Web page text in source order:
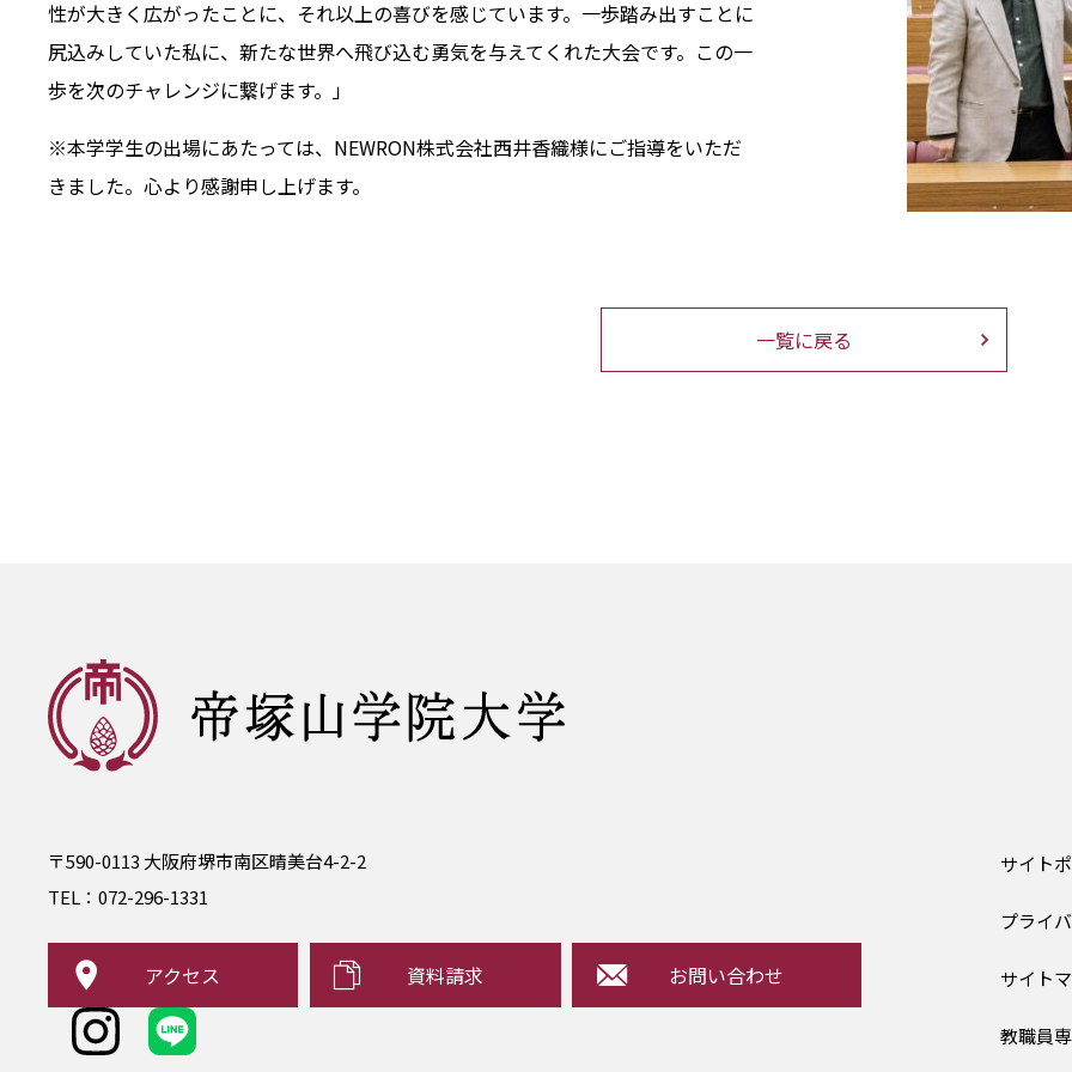
性が大きく広がったことに、それ以上の喜びを感じています。一歩踏み出すことに
尻込みしていた私に、新たな世界へ飛び込む勇気を与えてくれた大会です。この一
歩を次のチャレンジに繋げます。」
※本学学生の出場にあたっては、NEWRON株式会社西井香織様にご指導をいただ
きました。心より感謝申し上げます。
一覧に戻る
〒590-0113 大阪府堺市南区晴美台4-2-2
TEL： 072-296-1331
アクセス 資料請求 お問い合わせ
サイト
プライ
サイト
教職員